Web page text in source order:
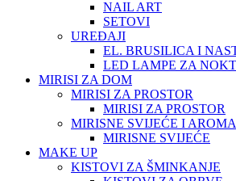
NAIL ART
SETOVI
UREĐAJI
EL. BRUSILICA I
LED LAMPE ZA
MIRISI ZA DOM
MIRISI ZA PROSTOR
MIRISI ZA PROSTOR
MIRISNE SVIJEĆE I
MIRISNE SVIJEĆE
MAKE UP
KISTOVI ZA ŠMINKANJE